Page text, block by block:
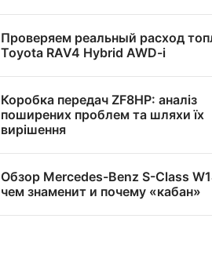
Проверяем реальный расход
Toyota RAV4 Hybrid AWD-i
Коробка передач ZF8HP: аналіз
поширених проблем та шляхи їх
вирішення
Обзор Mercedes-Benz S-Class
чем знаменит и почему «кабан»